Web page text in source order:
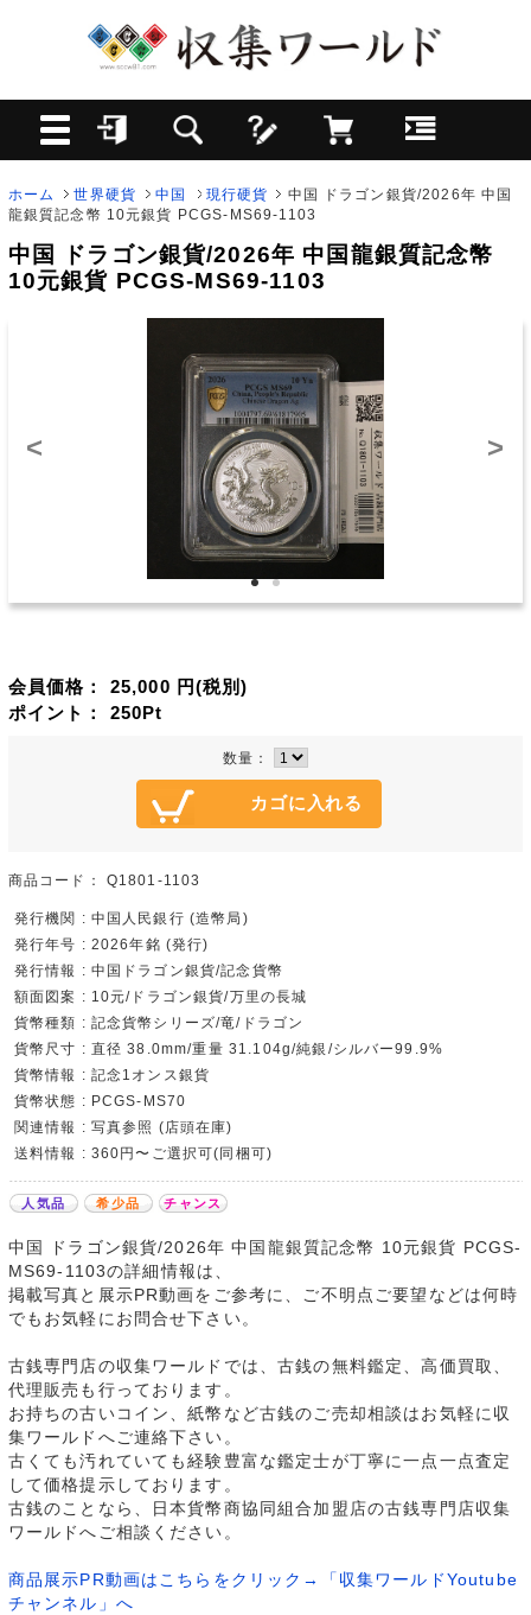
ホーム 世界硬貨 中国 現行硬貨
中国 ドラゴン銀貨/2026年 中国
龍銀質記念幣 10元銀貨 PCGS-MS69-1103
中国 ドラゴン銀貨/2026年 中国龍銀質記念幣
10元銀貨 PCGS-MS69-1103
< >
会員価格： 25,000 円(税別)
ポイント： 250Pt
数量：
商品コード： Q1801-1103
発行機関 : 中国人民銀行 (造幣局)
発行年号 : 2026年銘 (発行)
発行情報 : 中国ドラゴン銀貨/記念貨幣
額面図案 : 10元/ドラゴン銀貨/万里の長城
貨幣種類 : 記念貨幣シリーズ/竜/ドラゴン
貨幣尺寸 : 直径 38.0mm/重量 31.104g/純銀/シルバー99.9%
貨幣情報 : 記念1オンス銀貨
貨幣状態 : PCGS-MS70
関連情報 : 写真参照 (店頭在庫)
送料情報 : 360円〜ご選択可(同梱可)
人気品 希少品 チャンス
中国 ドラゴン銀貨/2026年 中国龍銀質記念幣 10元銀貨 PCGS-
MS69-1103の詳細情報は、
掲載写真と展示PR動画をご参考に、ご不明点ご要望などは何時
でもお気軽にお問合せ下さい。
古銭専門店の収集ワールドでは、古銭の無料鑑定、高価買取、
代理販売も行っております。
お持ちの古いコイン、紙幣など古銭のご売却相談はお気軽に収
集ワールドへご連絡下さい。
古くても汚れていても経験豊富な鑑定士が丁寧に一点一点査定
して価格提示しております。
古銭のことなら、日本貨幣商協同組合加盟店の古銭専門店収集
ワールドへご相談ください。
商品展示PR動画はこちらをクリック→「収集ワールドYoutube
チャンネル」へ